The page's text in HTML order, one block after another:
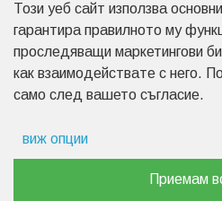
бул. "Цариградско шосе" 23
бул. "Менделеев" 17
бул. "Христо Ботев" 2
бул. "Пещерско шосе" 7
бул. "Найчо Цанов" 3
Този уеб сайт използва
гарантира правилното му
проследяващи маркетингови
как взаимодействате с него.
само след вашето съгласие.
виж опции
Препочитания за рекламиПриемам